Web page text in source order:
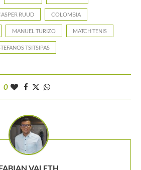
RUUD COLOMBIA
MANUEL TURIZO MATCH TENIS
TSITSIPAS
0
VALETH